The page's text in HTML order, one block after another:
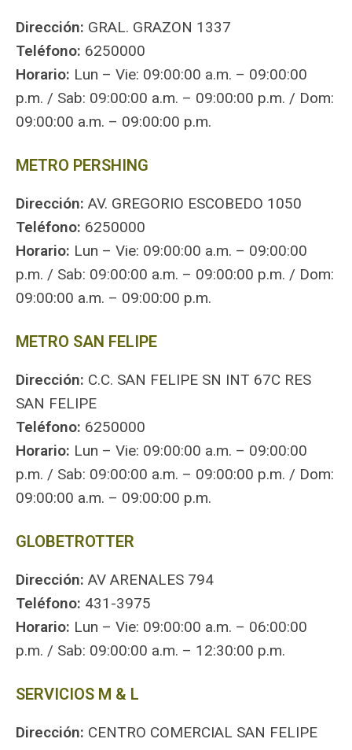
Dirección: GRAL. GRAZON 1337
Teléfono: 6250000
Horario: Lun – Vie: 09:00:00 a.m. – 09:00:00
p.m. / Sab: 09:00:00 a.m. – 09:00:00 p.m. / Dom:
09:00:00 a.m. – 09:00:00 p.m.
METRO PERSHING
Dirección: AV. GREGORIO ESCOBEDO 1050
Teléfono: 6250000
Horario: Lun – Vie: 09:00:00 a.m. – 09:00:00
p.m. / Sab: 09:00:00 a.m. – 09:00:00 p.m. / Dom:
09:00:00 a.m. – 09:00:00 p.m.
METRO SAN FELIPE
Dirección: C.C. SAN FELIPE SN INT 67C RES
SAN FELIPE
Teléfono: 6250000
Horario: Lun – Vie: 09:00:00 a.m. – 09:00:00
p.m. / Sab: 09:00:00 a.m. – 09:00:00 p.m. / Dom:
09:00:00 a.m. – 09:00:00 p.m.
GLOBETROTTER
Dirección: AV ARENALES 794
Teléfono: 431-3975
Horario: Lun – Vie: 09:00:00 a.m. – 06:00:00
p.m. / Sab: 09:00:00 a.m. – 12:30:00 p.m.
SERVICIOS M & L
Dirección: CENTRO COMERCIAL SAN FELIPE